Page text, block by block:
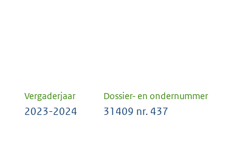
Vergaderjaar Dossier- en ondernummer
2023-2024 31409 nr. 437